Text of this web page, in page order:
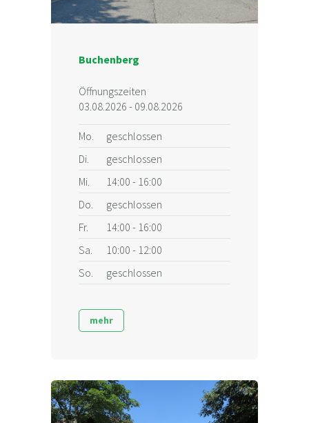
Buchenberg
Öffnungszeiten
03.08.2026 - 09.08.2026
Mo.
geschlossen
Di.
geschlossen
Mi.
14:00 - 16:00
Do.
geschlossen
Fr.
14:00 - 16:00
Sa.
10:00 - 12:00
So.
geschlossen
mehr